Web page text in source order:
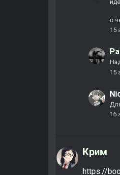
о
15
15
16
Крим
https://